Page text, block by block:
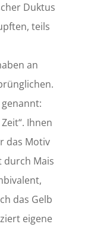
Duktus
teils
an
Ihnen
das Motiv
durch Mais
das Gelb
eigene